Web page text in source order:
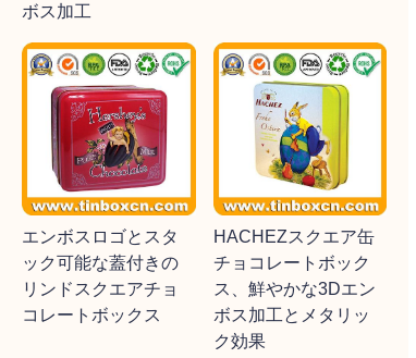
ボス加工
エンボスロゴとスタ
ック可能な蓋付きの
リンドスクエアチョ
コレートボックス
HACHEZスクエア缶
チョコレートボック
ス、鮮やかな3Dエン
ボス加工とメタリッ
ク効果